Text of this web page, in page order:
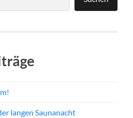
langen Saunanacht